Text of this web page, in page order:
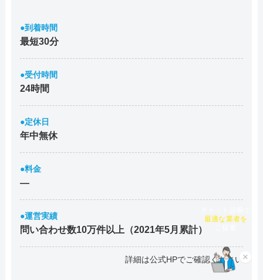
●到着時間
最短30分
●受付時間
24時間
●定休日
年中無休
●料金
―
●運営実績
問い合わせ数10万件以上（2021年5月累計）
詳細は公式HPでご確認ください×
最適な業者を